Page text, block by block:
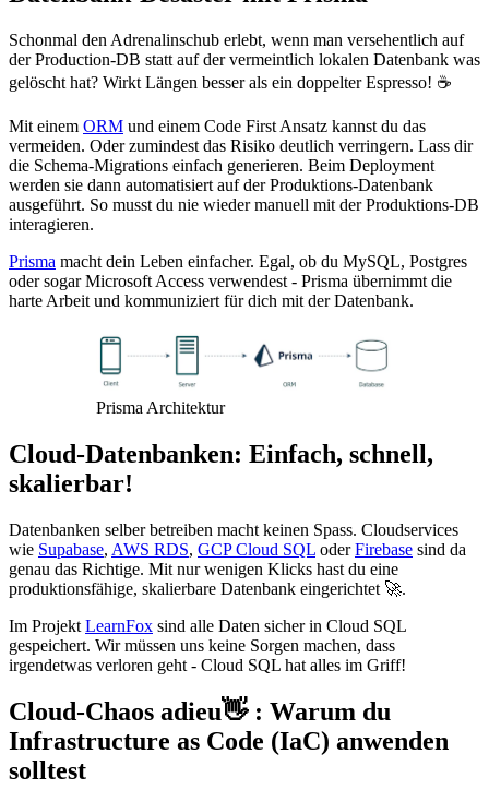
Schonmal den Adrenalinschub erlebt, wenn man versehentlich auf
der Production-DB statt auf der vermeintlich lokalen Datenbank was
gelöscht hat? Wirkt Längen besser als ein doppelter Espresso! ☕️
Mit einem ORM und einem Code First Ansatz kannst du das
vermeiden. Oder zumindest das Risiko deutlich verringern. Lass dir
die Schema-Migrations einfach generieren. Beim Deployment
werden sie dann automatisiert auf der Produktions-Datenbank
ausgeführt. So musst du nie wieder manuell mit der Produktions-DB
interagieren.
Prisma macht dein Leben einfacher. Egal, ob du MySQL, Postgres
oder sogar Microsoft Access verwendest - Prisma übernimmt die
harte Arbeit und kommuniziert für dich mit der Datenbank.
Prisma Architektur
Cloud-Datenbanken: Einfach, schnell,
skalierbar!
Datenbanken selber betreiben macht keinen Spass. Cloudservices
wie Supabase, AWS RDS, GCP Cloud SQL oderFirebase sind da
genau das Richtige. Mit nur wenigen Klicks hast du eine
produktionsfähige, skalierbare Datenbank eingerichtet 🚀.
Im Projekt LearnFox sind alle Daten sicher in Cloud SQL
gespeichert. Wir müssen uns keine Sorgen machen, dass
irgendetwas verloren geht - Cloud SQL hat alles im Griff!
Cloud-Chaos adieu👋 : Warum du
Infrastructure as Code (IaC) anwenden
solltest